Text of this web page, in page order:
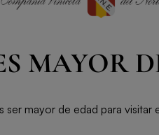
MAYOR
ser mayor de edad para visitar